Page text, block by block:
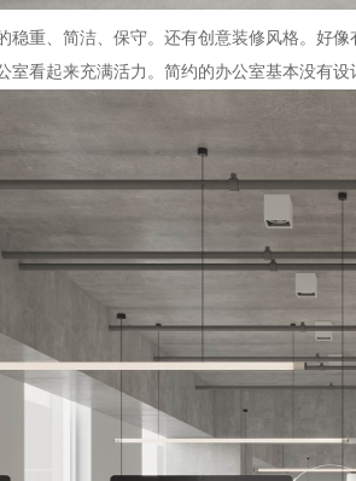
稳重、简洁、保守。还有创意装修风格。好
看起来充满活力。简约的办公室基本没有设